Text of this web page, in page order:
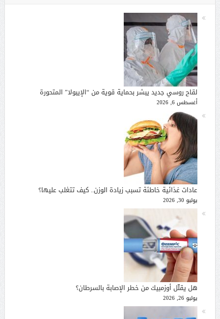
لقاح روسي جديد يبشر بحماية قوية من “الإيبولا” المتحورة
أغسطس 6, 2026
عادات غذائية خاطئة تسبب زيادة الوزن.. كيف تتغلب عليها؟
يوليو 30, 2026
هل يقلّل أوزمبيك من خطر الإصابة بالسرطان؟
يوليو 26, 2026